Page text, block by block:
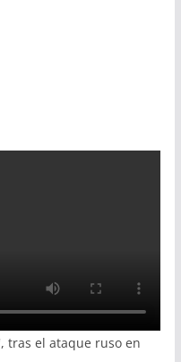
tras el ataque ruso en